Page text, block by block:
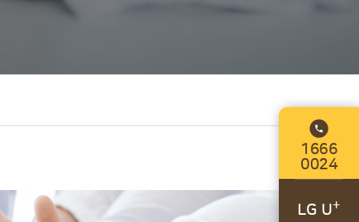
1666
0024
LG U+